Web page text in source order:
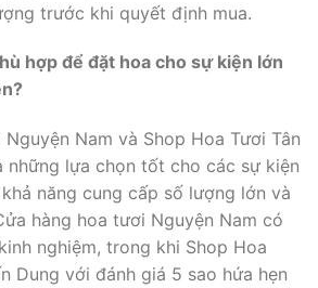
trước khi quyết định mua.
hợp để đặt hoa cho sự kiện lớn
Nam và Shop Hoa Tươi Tân
những lựa chọn tốt cho các sự kiện
năng cung cấp số lượng lớn và
hàng hoa tươi Nguyện Nam có
nghiệm, trong khi Shop Hoa
Dung với đánh giá 5 sao hứa hẹn